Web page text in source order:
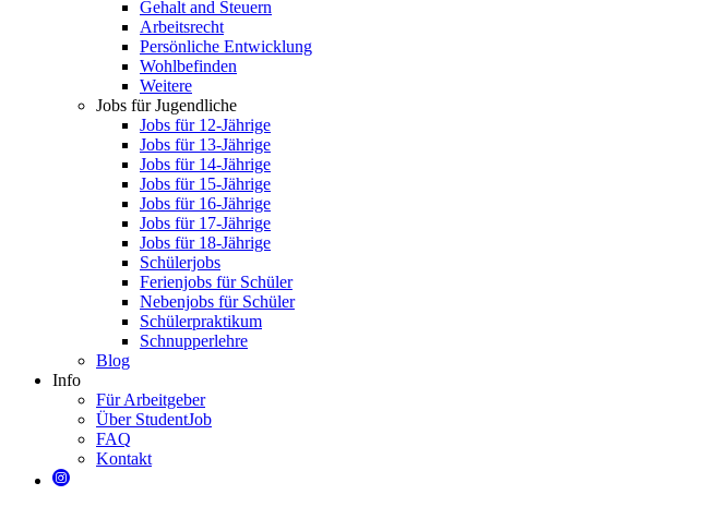
Gehalt and Steuern
Arbeitsrecht
Persönliche Entwicklung
Wohlbefinden
Weitere
Jobs für Jugendliche
Jobs für 12-Jährige
Jobs für 13-Jährige
Jobs für 14-Jährige
Jobs für 15-Jährige
Jobs für 16-Jährige
Jobs für 17-Jährige
Jobs für 18-Jährige
Schülerjobs
Ferienjobs für Schüler
Nebenjobs für Schüler
Schülerpraktikum
Schnupperlehre
Blog
Info
Für Arbeitgeber
Über StudentJob
FAQ
Kontakt